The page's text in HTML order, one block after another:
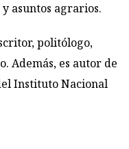
asuntos agrarios.
politólogo,
Además, es autor de
Instituto Nacional